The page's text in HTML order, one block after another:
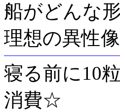
船がどんな
理想の異性
寝る前に10
消費☆